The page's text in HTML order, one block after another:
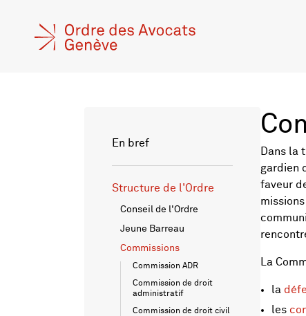
En bref
Structure de l'Ordre
Conseil de l'Ordre
Jeune Barreau
Commissions
Commission ADR
Commission de droit
administratif
Commission de droit civil
Dans la
gardien
faveur
La
la
les